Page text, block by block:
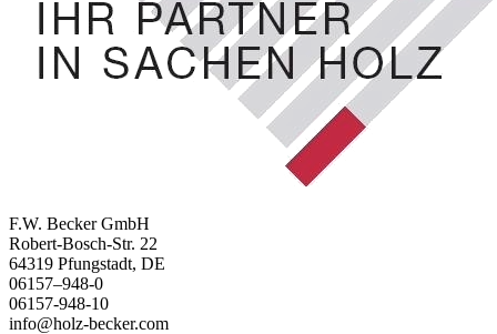
F.W. Becker GmbH
Robert-Bosch-Str. 22
64319 Pfungstadt, DE
06157–948-0
06157-948-10
info@holz-becker.com